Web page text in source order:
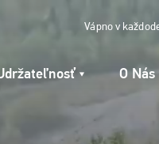
Vápno v
O Nás